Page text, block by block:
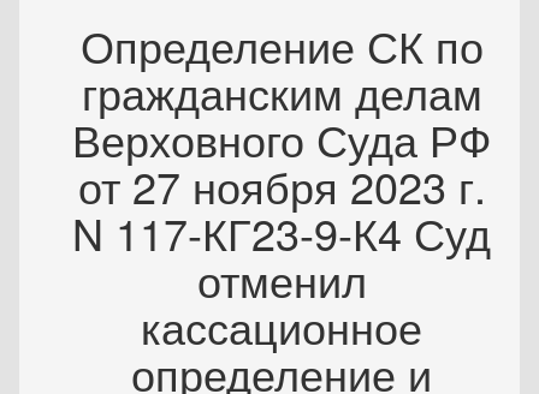
Определение СК по
гражданским делам
Верховного Суда РФ
от 27 ноября 2023 г.
N 117-КГ23-9-К4 Суд
отменил
кассационное
определение и